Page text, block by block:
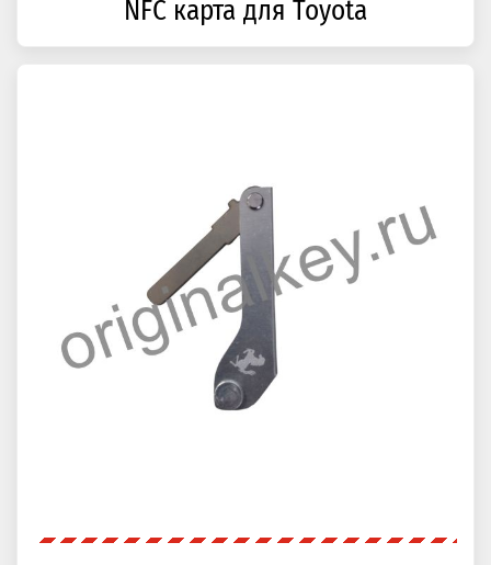
NFC карта для Toyota